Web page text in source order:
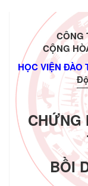
CÔNG
CỘNG
HỌC VIỆN ĐÀO
CHỨNG
BỒI